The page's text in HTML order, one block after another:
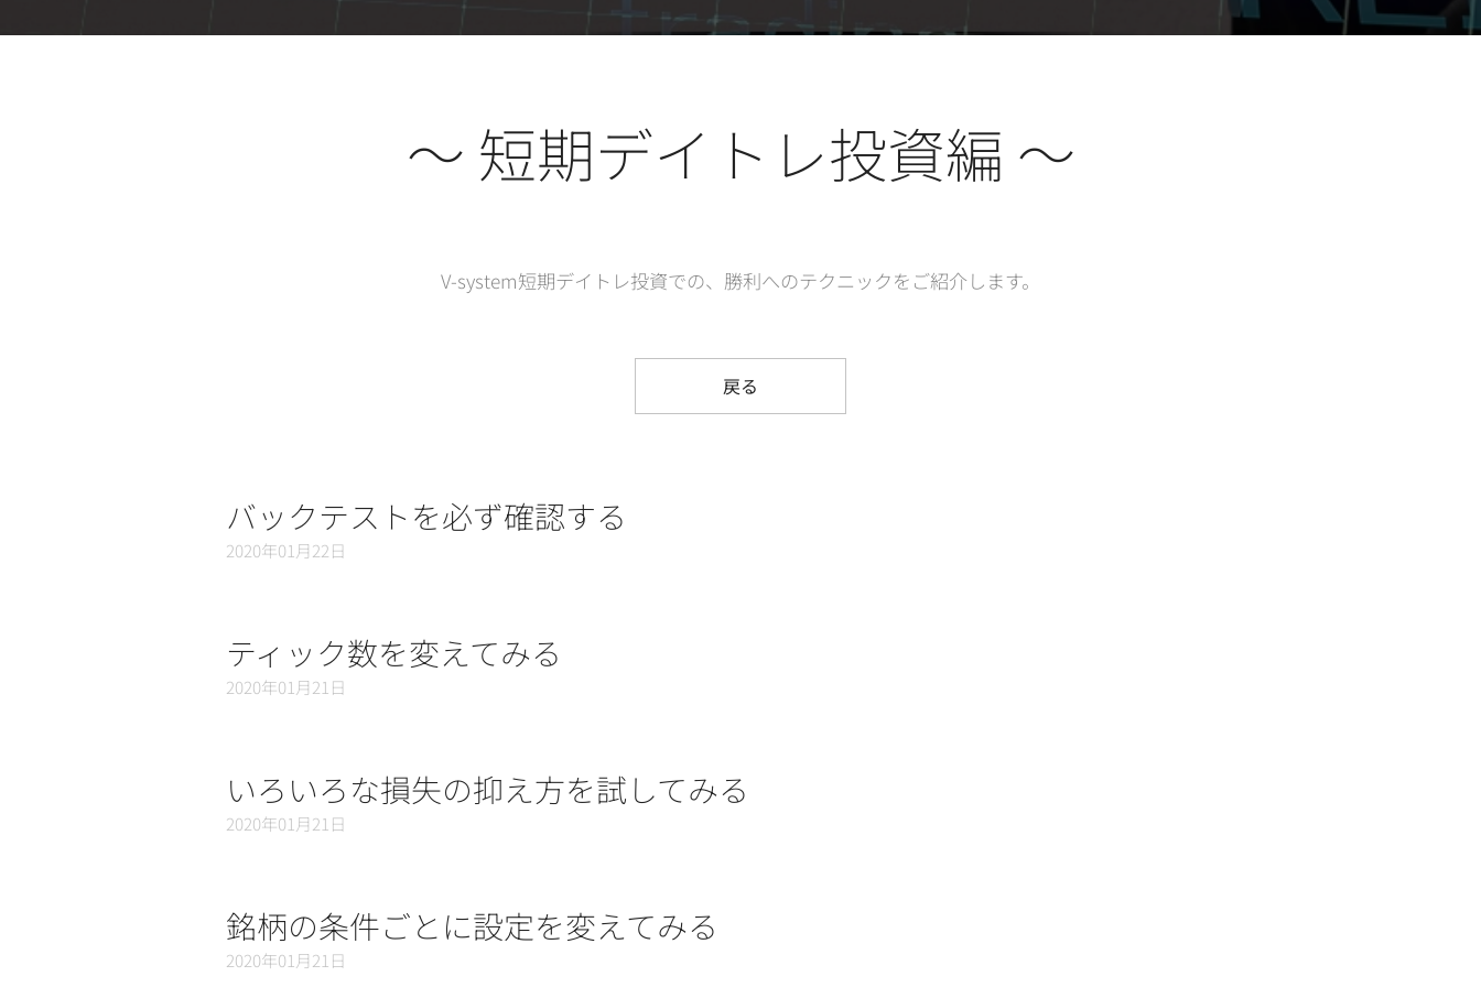
～ 短期デイトレ投資編 ～
V-system短期デイトレ投資での、勝利へのテクニックをご紹介します。
戻る
バックテストを必ず確認する
2020年01月22日
ティック数を変えてみる
2020年01月21日
いろいろな損失の抑え方を試してみる
2020年01月21日
銘柄の条件ごとに設定を変えてみる
2020年01月21日